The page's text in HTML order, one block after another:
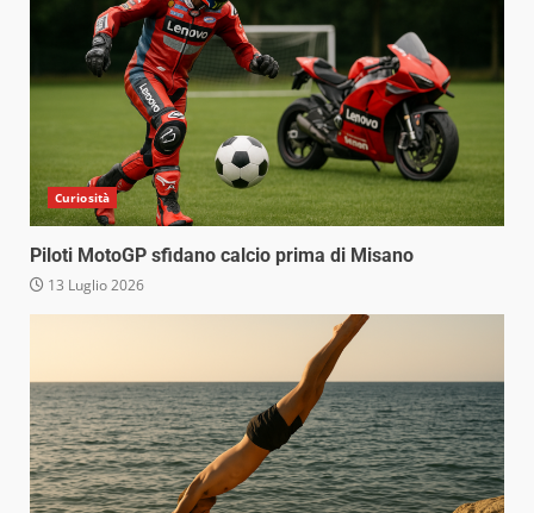
Curiosità
Piloti MotoGP sfidano calcio prima di Misano
13 Luglio 2026